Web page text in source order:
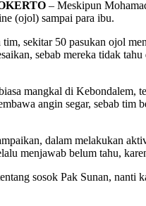
– Meskipun
(ojol) sampai para ibu.
sekitar 50 pasukan ojol
sebab mereka tidak
mangkal di Kebondalem,
angin segar, sebab tim
dalam melakukan
menjawab belum tahu,
sosok Pak Sunan,